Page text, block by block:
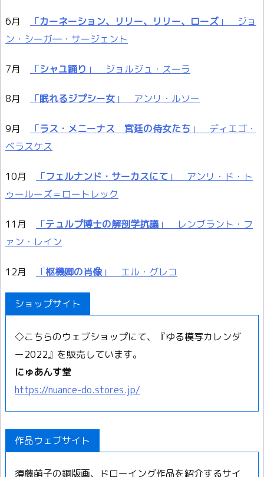
6月 「カーネーション、リリー、リリー、ローズ 」 ジョ
ン・シーガ―・サージェント
7月 「シャユ踊り 」 ジョルジュ・スーラ
8月 「眠れるジプシー女 」 アンリ・ルソー
9月 「ラス・メニーナス 宮廷の侍女たち 」 ディエゴ・
ベラスケス
10月 「フェルナンド・サーカスにて 」 アンリ・ド・ト
ゥールーズ＝ロートレック
11月 「テュルプ博士の解剖学抗議」 レンブラント・フ
ァン・レイン
12月 「枢機卿の肖像 」 エル・グレコ
ショップサイト
◇こちらのウェブショップにて、『ゆる模写カレンダ
ー2022』を販売しています。
にゅあんす堂
https://nuance-do.stores.jp/
作品ウェブサイト
須藤萌子の銅版画、ドローイング作品を紹介するサイ